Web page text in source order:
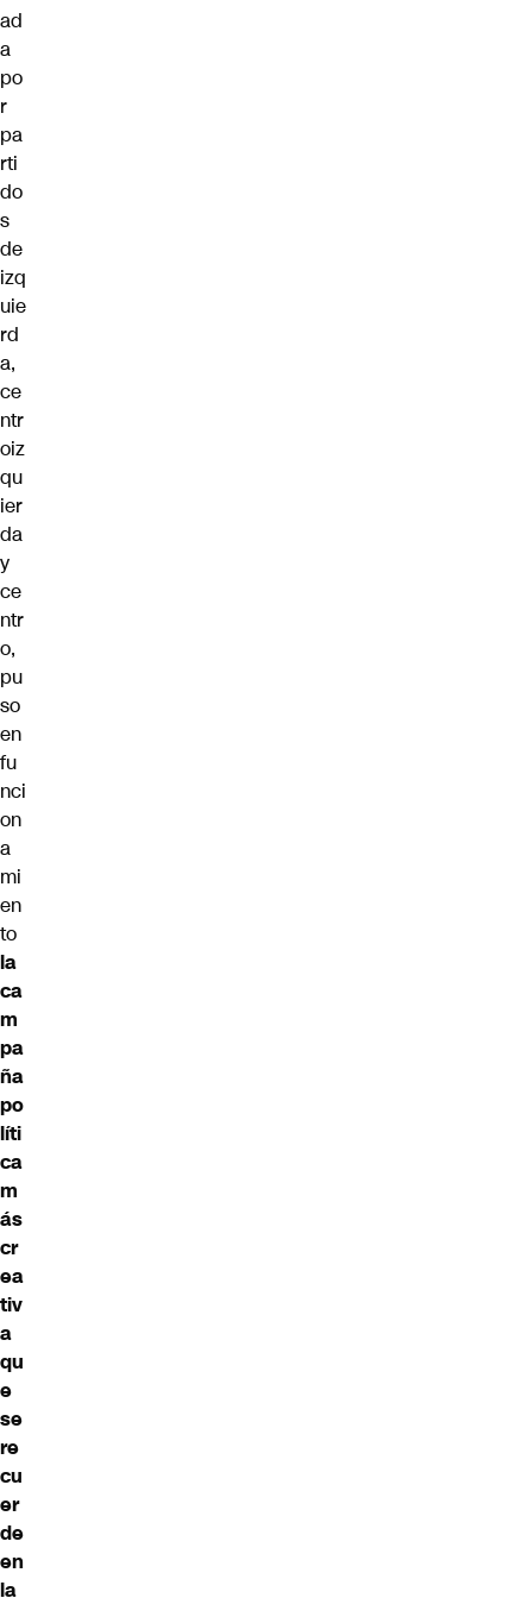
ad
a
po
r
pa
rti
do
s
de
izq
uie
rd
a,
ce
ntr
oiz
qu
ier
da
y
ce
ntr
o,
pu
so
en
fu
nci
on
a
mi
en
to
la
ca
m
pa
ña
po
líti
ca
m
ás
cr
ea
tiv
a
qu
e
se
re
cu
er
de
en
la